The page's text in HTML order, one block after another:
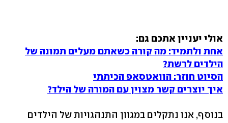
אולי יעניין אתכם גם:
אחת ולתמיד: מה קורה כשאתם מעלים תמונה של
הילדים לרשת?
הסיוט חוזר: הוואטסאפ הכיתתי
איך יוצרים קשר מצוין עם המורה של הילד?
בנוסף, אנו נתקלים במגוון התנהגויות של הילדים